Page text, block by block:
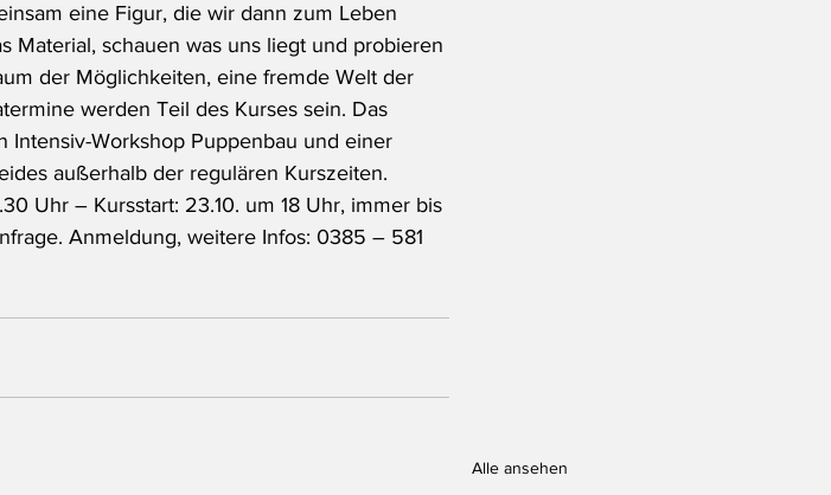
eine Figur, die wir dann zum Leben
Material, schauen was uns liegt und probieren
der Möglichkeiten, eine fremde Welt der
werden Teil des Kurses sein. Das
Workshop Puppenbau und einer
außerhalb der regulären Kurszeiten.
Uhr – Kursstart: 23.10. um 18 Uhr, immer bis
Anmeldung, weitere Infos: 0385 – 581
Alle ansehen